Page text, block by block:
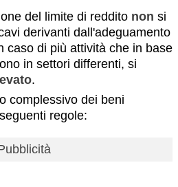
del limite di reddito non si
derivanti dall'adeguamento
caso di più attività che in base
in settori differenti, si
.
complessivo dei beni
regole: